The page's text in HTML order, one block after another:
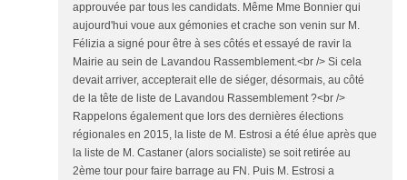
approuvée par tous les candidats. Même Mme Bonnier qui
aujourd'hui voue aux gémonies et crache son venin sur M.
Félizia a signé pour être à ses côtés et essayé de ravir la
Mairie au sein de Lavandou Rassemblement.<br /> Si cela
devait arriver, accepterait elle de siéger, désormais, au côté
de la tête de liste de Lavandou Rassemblement ?<br />
Rappelons également que lors des dernières élections
régionales en 2015, la liste de M. Estrosi a été élue après que
la liste de M. Castaner (alors socialiste) se soit retirée au
2ème tour pour faire barrage au FN. Puis M. Estrosi a